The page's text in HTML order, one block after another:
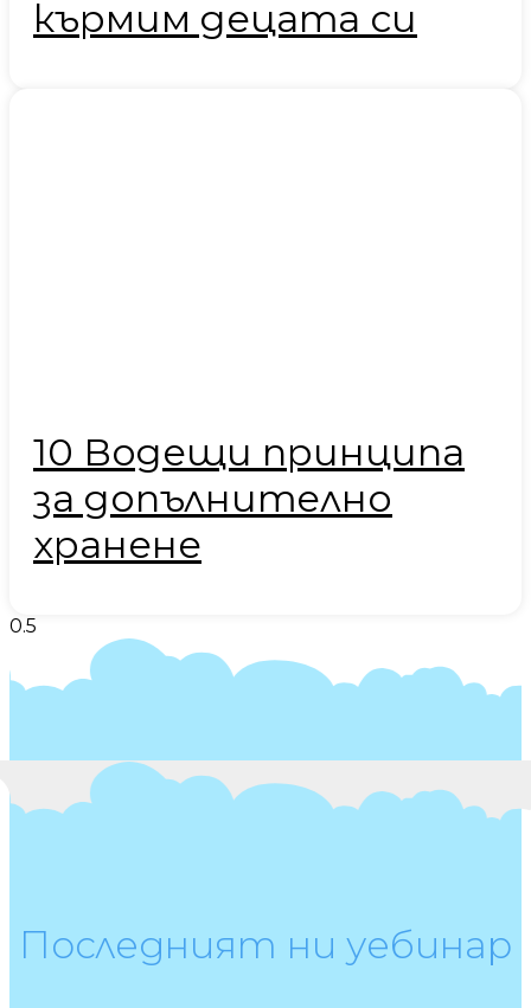
кърмим децата си
10 Водещи принципа
за допълнително
хранене
Последният ни уебинар